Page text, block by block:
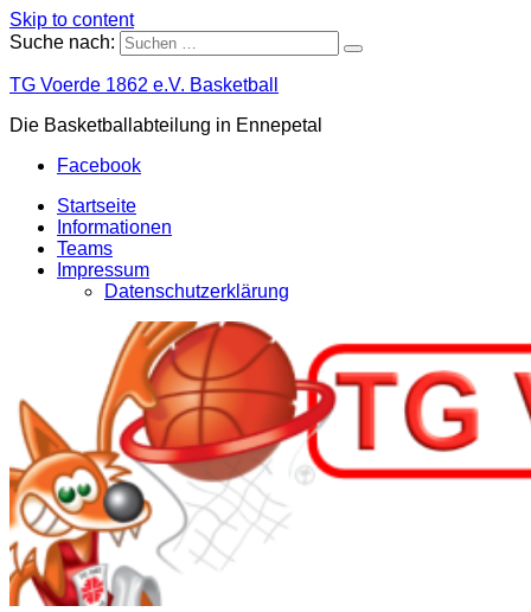
Skip to content
Suche nach:
TG Voerde 1862 e.V. Basketball
Die Basketballabteilung in Ennepetal
Facebook
Startseite
Informationen
Teams
Impressum
Datenschutzerklärung